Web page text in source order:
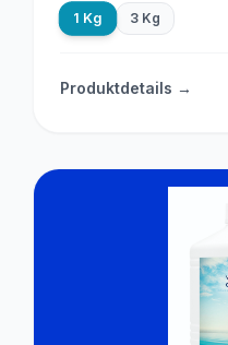
1 Kg 3 Kg
Produktdetails →